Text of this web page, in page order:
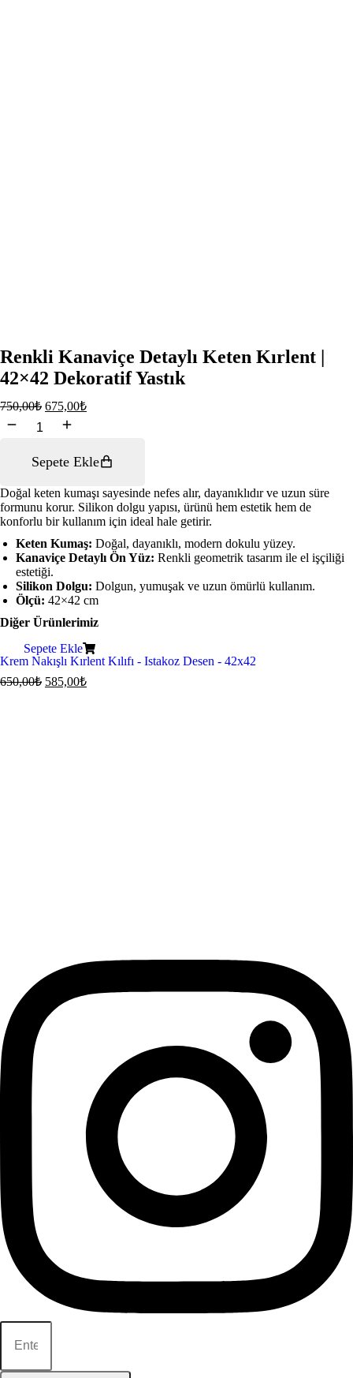
Renkli Kanaviçe Detaylı Keten Kırlent |
42×42 Dekoratif Yastık
750,00₺ 675,00₺
Kanaviçe
|
42x42
Dekoratif
adet
Sepete Ekle
Doğal keten kumaşı sayesinde nefes alır, dayanıklıdır ve uzun süre
formunu korur. Silikon dolgu yapısı, ürünü hem estetik hem de
konforlu bir kullanım için ideal hale getirir.
Keten Kumaş: Doğal, dayanıklı, modern dokulu yüzey.
Kanaviçe Detaylı Ön Yüz: Renkli geometrik tasarım ile el işçiliği
estetiği.
Silikon Dolgu: Dolgun, yumuşak ve uzun ömürlü kullanım.
Ölçü: 42×42 cm
Diğer Ürünlerimiz
Sepete Ekle
Krem Nakışlı Kırlent Kılıfı - Istakoz Desen - 42x42
650,00₺ 585,00₺